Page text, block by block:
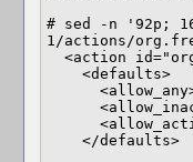
# sed -n '92p;
1/actions/